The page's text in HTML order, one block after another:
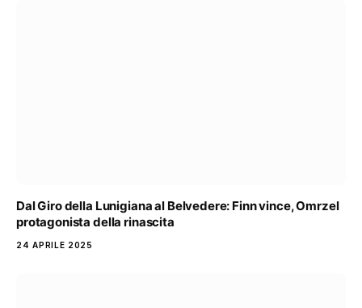
Dal Giro della Lunigiana al Belvedere: Finn vince, Omrzel
protagonista della rinascita
24 APRILE 2025